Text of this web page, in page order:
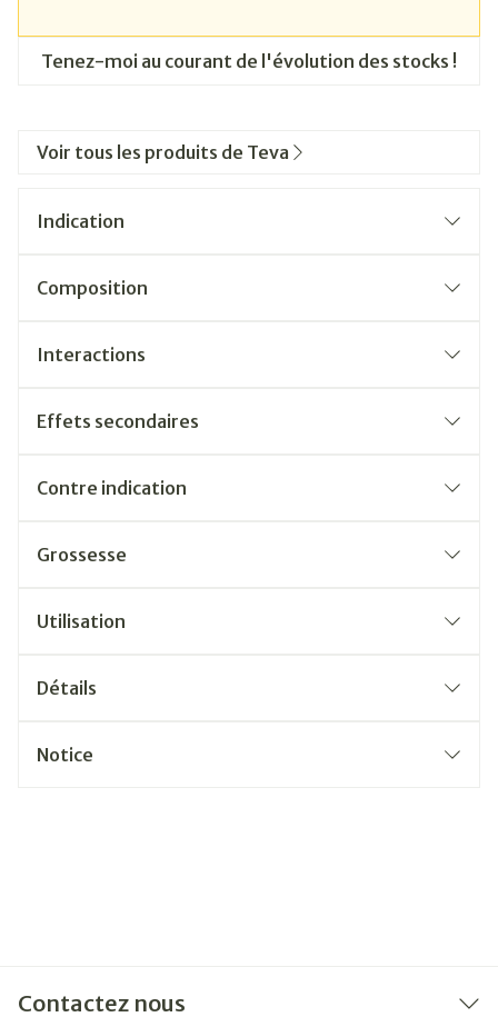
Tenez-moi au courant de l'évolution des stocks !
Voir tous les produits de Teva
Indication
Composition
Interactions
Effets secondaires
Contre indication
Grossesse
Utilisation
Détails
Notice
Contactez nous